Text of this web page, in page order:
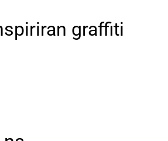
graffiti